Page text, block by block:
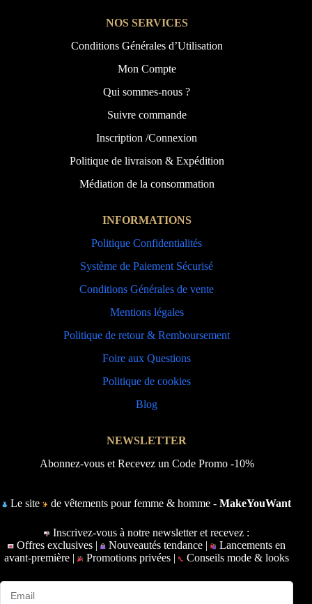
NOS SERVICES
Conditions Générales d’Utilisation
Mon Compte
Qui sommes-nous ?
Suivre commande
Inscription /Connexion
Politique de livraison & Expédition
Médiation de la consommation
INFORMATIONS
Politique Confidentialités
Système de Paiement Sécurisé
Conditions Générales de vente
Mentions légales
Politique de retour & Remboursement
Foire aux Questions
Politique de cookies
Blog
NEWSLETTER
Abonnez-vous et Recevez un Code Promo -10%
Le site de vêtements pour femme & homme -MakeYouWant
Inscrivez-vous à notre newsletter et recevez :
Offres exclusives |
Nouveautés tendance |
Lancements en
avant-première | Promotions privées | Conseils mode & looks